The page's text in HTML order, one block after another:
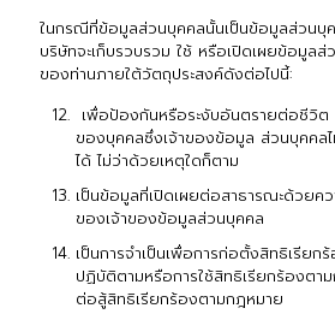
ในกรณีที่ข้อมูลส่วนบุคคลนั้นเป็นข้อมูลส่วนบุ
บริษัทจะเก็บรวบรวม ใช้ หรือเปิดเผยข้อมูล
ของท่านภายใต้วัตถุประสงค์ดังต่อไปนี้:
เพื่อป้องกันหรือระงับอันตรายต่อชีวิ
ของบุคคลซึ่งเจ้าของข้อมูล ส่วนบุคคล
ได้ ไม่ว่าด้วยเหตุใดก็ตาม
เป็นข้อมูลที่เปิดเผยต่อสาธารณะด้วยค
ของเจ้าของข้อมูลส่วนบุคคล
เป็นการจำเป็นเพื่อการก่อตั้งสิทธิเรียก
ปฏิบัติตามหรือการใช้สิทธิเรียกร้องตา
ต่อสู้สิทธิเรียกร้องตามกฎหมาย